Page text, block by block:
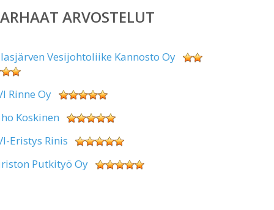
ARVOSTELUT
Vesijohtoliike Kannosto Oy
Rinne Oy
Koskinen
Eristys Rinis
Putkityö Oy